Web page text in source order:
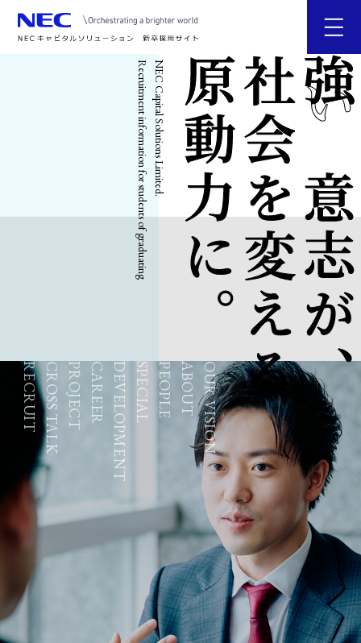
NEC Capital Solutions Limited.
Recruitment information for students of graduating 強い
社会を変える
原動力に。
OUR VISION
ABOUT
PEOPLE
SPECIAL
DEVELOPMENT
CAREER
PROJECT
CROSS TALK
RECRUIT